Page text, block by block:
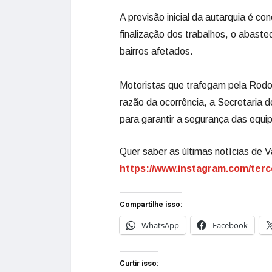
A previsão inicial da autarquia é
finalização dos trabalhos, o
bairros afetados.
Motoristas que trafegam pela
razão da ocorrência, a Secretaria
para garantir a segurança das
Quer saber as últimas notícias de
https://www.instagram.com/
Compartilhe isso:
WhatsApp
Facebook
Curtir isso: